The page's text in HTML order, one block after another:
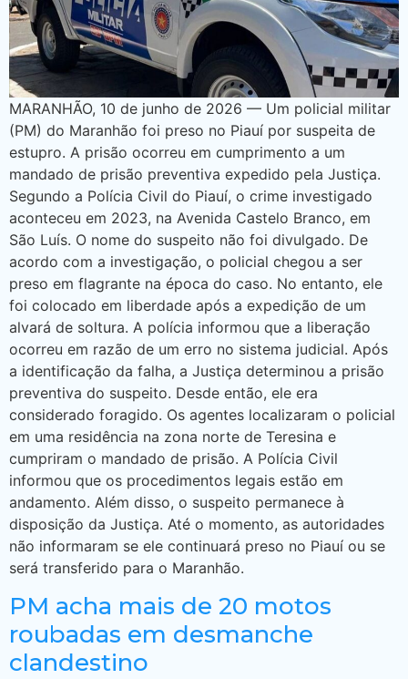
MARANHÃO, 10 de junho de 2026 — Um policial militar
(PM) do Maranhão foi preso no Piauí por suspeita de
estupro. A prisão ocorreu em cumprimento a um
mandado de prisão preventiva expedido pela Justiça.
Segundo a Polícia Civil do Piauí, o crime investigado
aconteceu em 2023, na Avenida Castelo Branco, em
São Luís. O nome do suspeito não foi divulgado. De
acordo com a investigação, o policial chegou a ser
preso em flagrante na época do caso. No entanto, ele
foi colocado em liberdade após a expedição de um
alvará de soltura. A polícia informou que a liberação
ocorreu em razão de um erro no sistema judicial. Após
a identificação da falha, a Justiça determinou a prisão
preventiva do suspeito. Desde então, ele era
considerado foragido. Os agentes localizaram o policial
em uma residência na zona norte de Teresina e
cumpriram o mandado de prisão. A Polícia Civil
informou que os procedimentos legais estão em
andamento. Além disso, o suspeito permanece à
disposição da Justiça. Até o momento, as autoridades
não informaram se ele continuará preso no Piauí ou se
será transferido para o Maranhão.
PM acha mais de 20 motos
roubadas em desmanche
clandestino